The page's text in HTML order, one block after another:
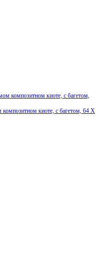
киоте, с багетом, 64 Х